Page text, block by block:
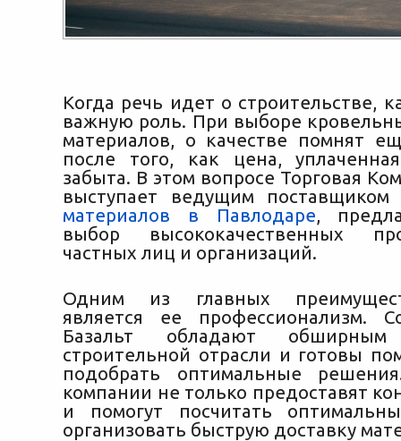
Когда речь идет о строительстве,
важную роль. При выборе
материалов, о качестве помнят
после того, как цена,
забыта. В этом вопросе Торговая
выступает ведущим
материалов в Павлодаре,
выбор высококачественных
частных лиц и организаций.
Одним из главных
является ее профессионализм.
Базальт обладают
строительной отрасли и готовы
подобрать оптимальные
компании не только предоставят
и помогут посчитать
организовать быструю доставку